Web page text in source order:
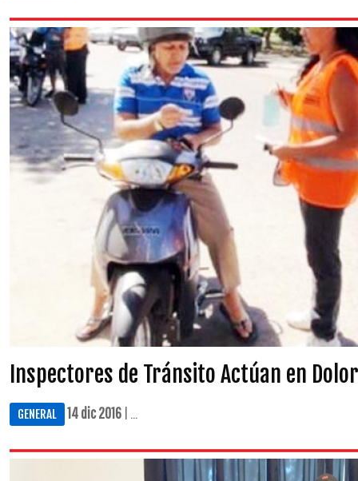
Inspectores de Tránsito Actúan en
GENERAL 14 dic 2016 | ...